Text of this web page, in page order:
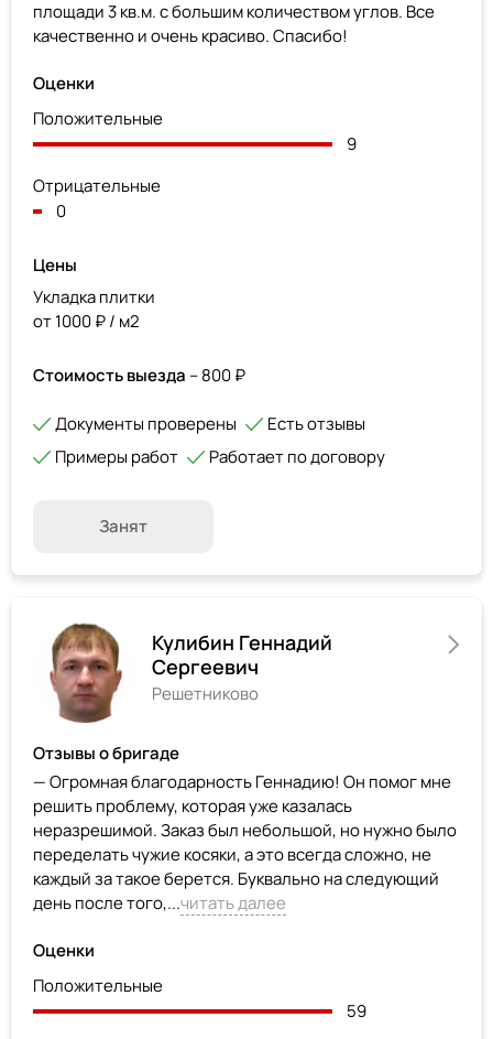
площади 3 кв.м. с большим количеством углов. Все
качественно и очень красиво. Спасибо!
Оценки
Положительные
9
Отрицательные
0
Цены
Укладка плитки
от 1000 ₽ / м2
Стоимость выезда – 800 ₽
Документы проверены
Есть отзывы
Примеры работ
Работает по договору
Занят
Кулибин Геннадий
Сергеевич
Решетниково
Отзывы о бригаде
— Огромная благодарность Геннадию! Он помог мне
решить проблему, которая уже казалась
неразрешимой. Заказ был небольшой, но нужно было
переделать чужие косяки, а это всегда сложно, не
каждый за такое берется. Буквально на следующий
день после того,...читать далее
Оценки
Положительные
59